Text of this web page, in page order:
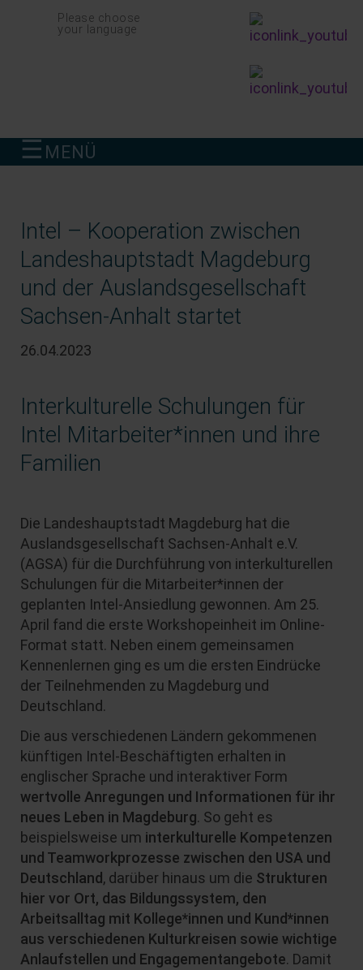
Navigation
überspringenPlease choose
your language
☰ MENÜ
Intel – Kooperation zwischen
Landeshauptstadt Magdeburg
und der Auslandsgesellschaft
Sachsen-Anhalt startet
26.04.2023
Interkulturelle Schulungen für
Intel Mitarbeiter*innen und ihre
Familien
Die Landeshauptstadt Magdeburg hat die
Auslandsgesellschaft Sachsen-Anhalt e.V.
(AGSA) für die Durchführung von interkulturellen
Schulungen für die Mitarbeiter*innen der
geplanten Intel-Ansiedlung gewonnen. Am 25.
April fand die erste Workshopeinheit im Online-
Format statt. Neben einem gemeinsamen
Kennenlernen ging es um die ersten Eindrücke
der Teilnehmenden zu Magdeburg und
Deutschland.
Die aus verschiedenen Ländern gekommenen
künftigen Intel-Beschäftigten erhalten in
englischer Sprache und interaktiver Form
wertvolle Anregungen und Informationen für ihr
neues Leben in Magdeburg. So geht es
beispielsweise um interkulturelle Kompetenzen
und Teamworkprozesse zwischen den USA und
Deutschland, darüber hinaus um die Strukturen
hier vor Ort, das Bildungssystem, den
Arbeitsalltag mit Kollege*innen und Kund*innen
aus verschiedenen Kulturkreisen sowie wichtige
Anlaufstellen und Engagementangebote. Damit